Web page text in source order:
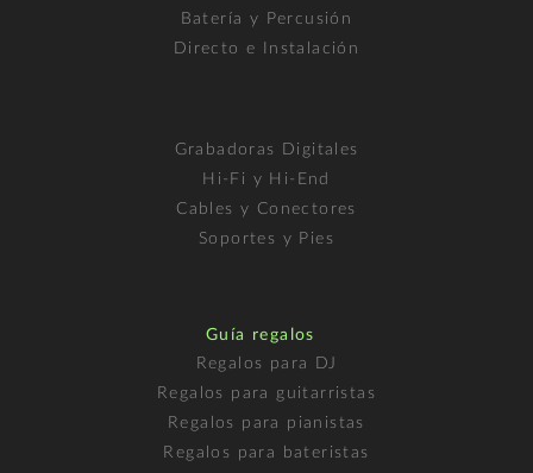
Batería y Percusión
Directo e Instalación
Grabadoras Digitales
Hi-Fi y Hi-End
Cables y Conectores
Soportes y Pies
Guía regalos
Regalos para DJ
Regalos para guitarristas
Regalos para pianistas
Regalos para bateristas